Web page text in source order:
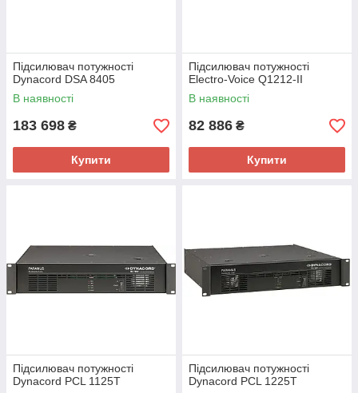
Підсилювач потужності
Dynacord DSA 8405
В наявності
183 698 ₴
Купити
Підсилювач потужності
Electro-Voice Q1212-II
В наявності
82 886 ₴
Купити
Підсилювач потужності
Dynacord PCL 1125T
Підсилювач потужності
Dynacord PCL 1225T